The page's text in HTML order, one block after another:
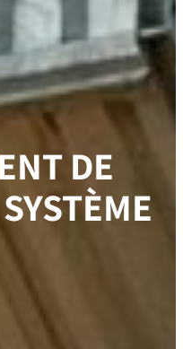
DE